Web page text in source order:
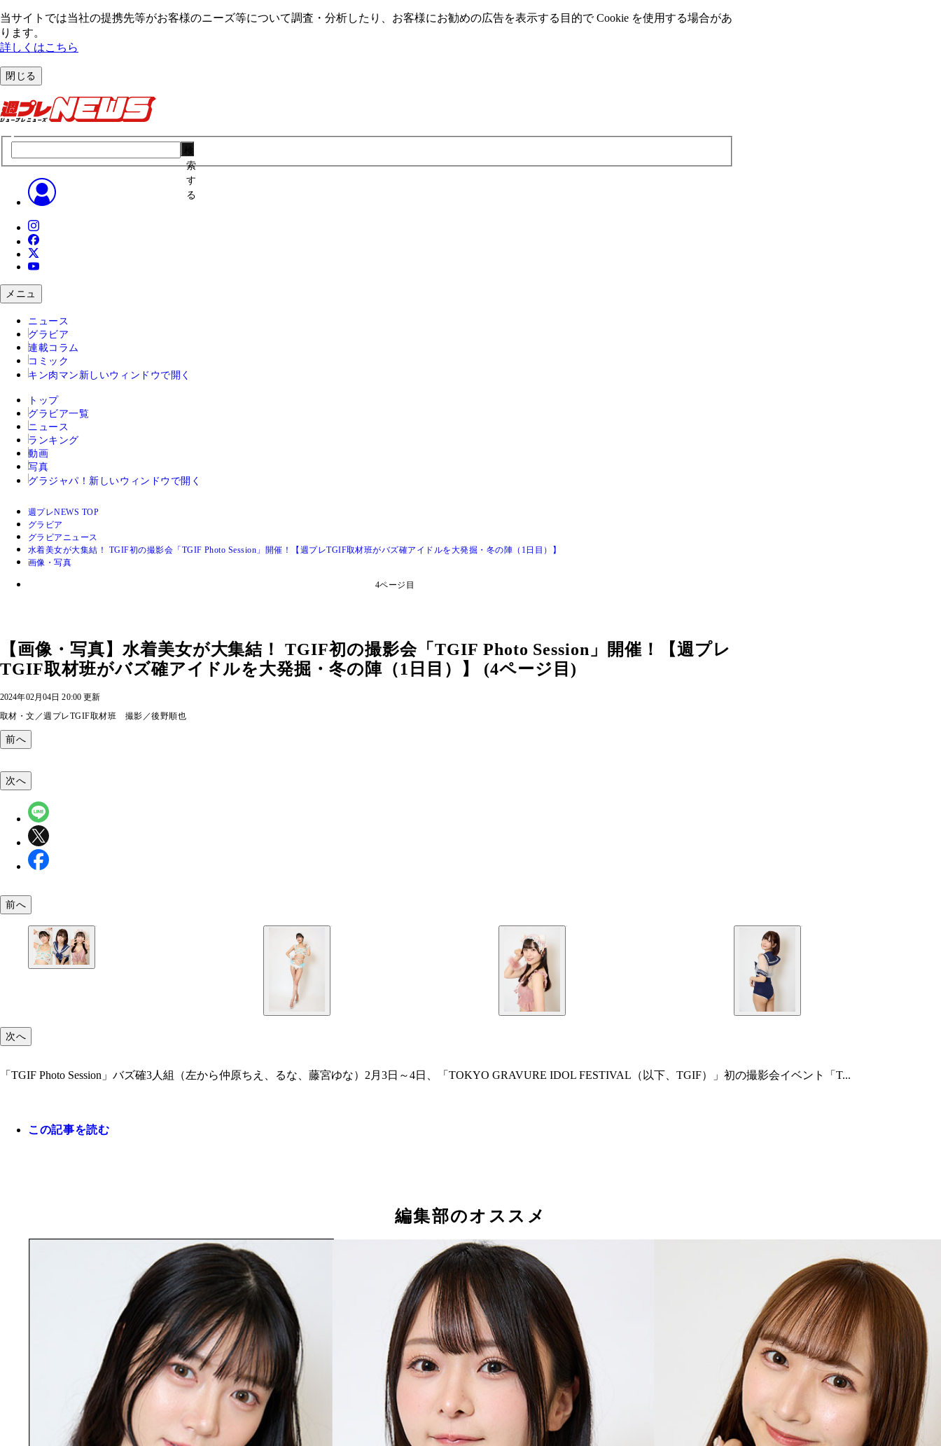
当サイトでは当社の提携先等がお客様のニーズ等について調査・分析したり、お客様にお勧めの広告を表⽰する⽬的で Cookie を使⽤する場合があ
ります。
詳しくはこちら
閉じる
索
す
る
メニュ
ニュース
グラビア
連載コラム
コミック
キン肉マン 新しいウィンドウで開く
トップ
グラビア一覧
ニュース
ランキング
動画
写真
グラジャパ！ 新しいウィンドウで開く
週プレNEWS TOP
グラビア
グラビアニュース
水着美女が大集結！ TGIF初の撮影会「TGIF Photo Session」開催！【週プレTGIF取材班がバズ確アイドルを大発掘・冬の陣（1日目）】
画像・写真
4ページ目
【画像・写真】水着美女が大集結！ TGIF初の撮影会「TGIF Photo Session」開催！【週プレ
TGIF取材班がバズ確アイドルを大発掘・冬の陣（1日目）】 (4ページ目)
2024年02月04日 20:00 更新
取材・文／週プレTGIF取材班 撮影／後野順也
前へ
「TGIF Photo Session」バズ確3人組（1日目）
次へ
前へ
次へ
「TGIF Photo Session」バズ確3人組（左から仲原ちえ、るな、藤宮ゆな）2月3日～4日、「TOKYO GRAVURE IDOL FESTIVAL（以下、TGIF）」初の撮影会イベント「T...
この記事を読む
編集部のオススメ